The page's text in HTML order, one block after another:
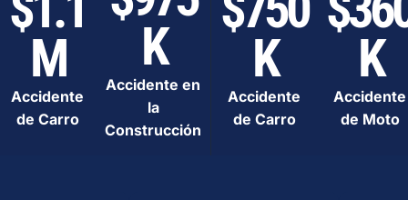
M
Accidente
de Carro
K
Accidente en
la
Construcción
K
Accidente
de Carro
K
Accidente
de Moto